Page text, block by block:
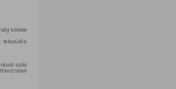
körébe
települési
szóló